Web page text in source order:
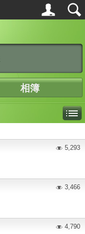
相簿
5,293
3,466
4,790